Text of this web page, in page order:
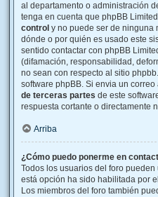
al departamento o administración
tenga en cuenta que phpBB Limited
control y no puede ser de ninguna
dónde o por quién es usado este
sentido contactar con phpBB
(difamación, responsabilidad,
no sean con respecto al sitio
software phpBB. Si envia un correo
de terceras partes de este
respuesta cortante o directamente
Arriba
¿Cómo puedo ponerme en
Todos los usuarios del foro pueden
está opción ha sido habilitada por
Los miembros del foro también